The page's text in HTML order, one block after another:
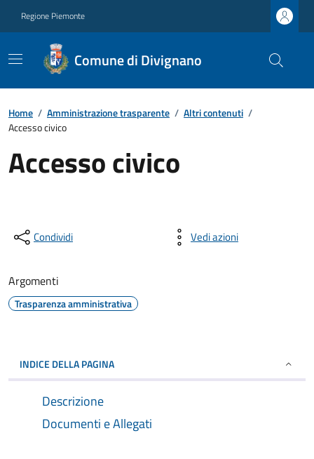
Regione Piemonte
Comune di Divignano
Home / Amministrazione trasparente / Altri contenuti /
Accesso civico
Accesso civico
Condividi Vedi azioni
Argomenti
Trasparenza amministrativa
INDICE DELLA PAGINA
Descrizione
Documenti e Allegati